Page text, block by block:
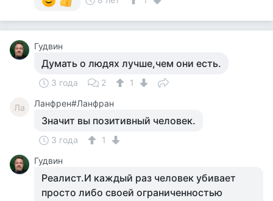
Гудвин
Думать о людях лучше,чем они есть.
3 года 2 1
Ла Ланфрен#Ланфран
Значит вы позитивный человек.
3 года
1
Гудвин
Реалист.И каждый раз человек убивает
просто либо своей ограниченностью